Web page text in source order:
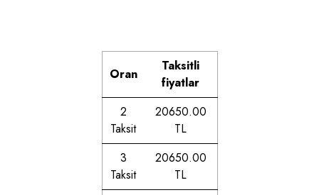
Oran
Taksitli
fiyatlar
2
Taksit
20650.00
TL
3
Taksit
20650.00
TL